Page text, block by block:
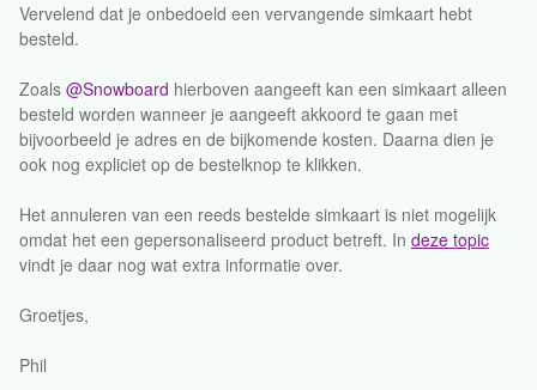
Vervelend dat je onbedoeld een vervangende simkaart hebt
besteld.
​​​​​​Zoals @Snowboard hierboven aangeeft kan een simkaart alleen
besteld worden wanneer je aangeeft akkoord te gaan met
bijvoorbeeld je adres en de bijkomende kosten. Daarna dien je
ook nog expliciet op de bestelknop te klikken.
Het annuleren van een reeds bestelde simkaart is niet mogelijk
omdat het een gepersonaliseerd product betreft. In deze topic
vindt je daar nog wat extra informatie over.
Groetjes,
Phil